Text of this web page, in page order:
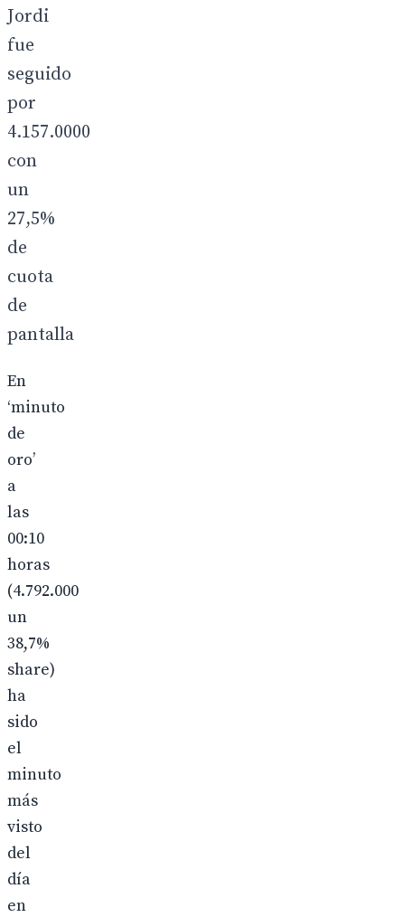
Jordi
fue
seguido
por
4.157.0000
con
un
27,5%
de
cuota
de
pantalla
En
‘minuto
de
oro’
a
las
00:10
horas
(4.792.000
un
38,7%
share)
ha
sido
el
minuto
más
visto
del
día
en